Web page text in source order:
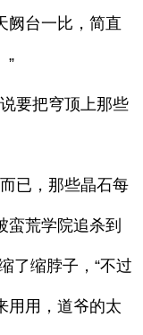
阙台一比，简直
”
要把穹顶上那些
已，那些晶石每
蛮荒学院追杀到
了缩脖子，“不过
用用，道爷的太